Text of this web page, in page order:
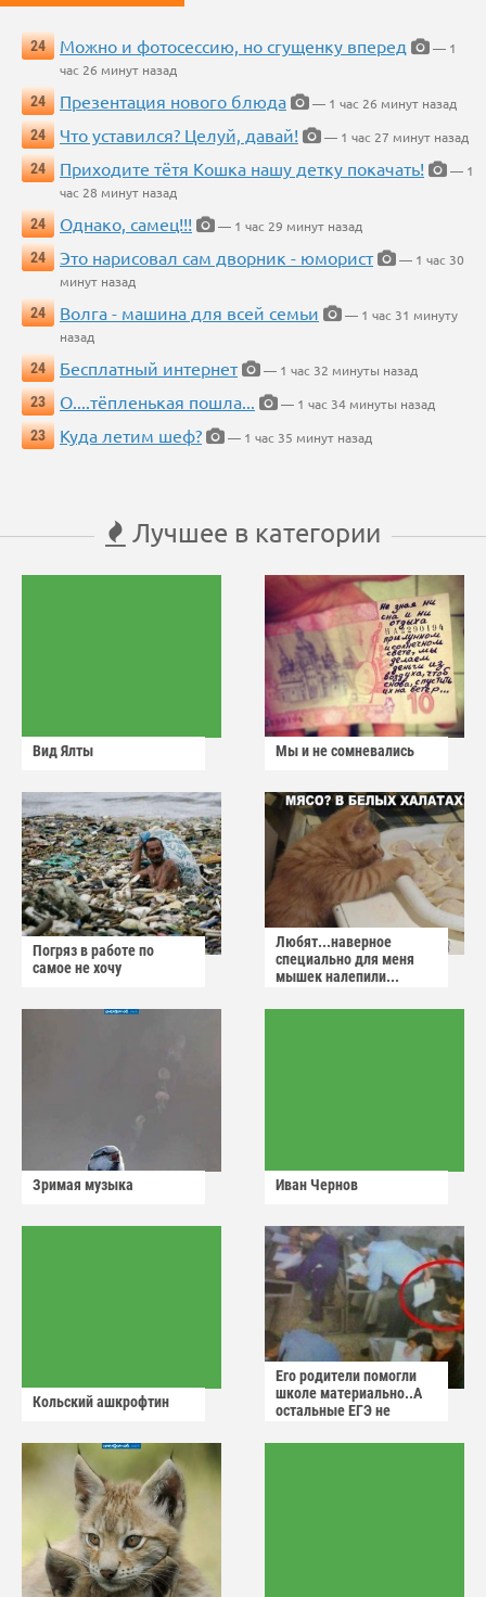
24 Можно и фотосессию, но сгущенку вперед
— 1
час 26 минут назад
24
Презентация нового блюда
— 1 час 26 минут назад
24
Что уставился? Целуй, давай!
— 1 час 27 минут назад
24
Приходите тётя Кошка нашу детку покачать!
— 1
час 28 минут назад
24
Однако, самец!!!
— 1 час 29 минут назад
24
Это нарисовал сам дворник - юморист
— 1 час 30
минут назад
24
Волга - машина для всей семьи
— 1 час 31 минуту
назад
24
Бесплатный интернет
— 1 час 32 минуты назад
23
О....тёпленькая пошла...
— 1 час 34 минуты назад
23
Куда летим шеф? — 1 час 35 минут назад
Лучшее в категории
Вид Ялты Мы и не сомневались
Погряз в работе по
самое не хочу
Любят...наверное
специально для меня
мышек налепили...
Зримая музыка Иван Чернов
Кольский ашкрофтин
Его родители помогли
школе материально..А
остальные ЕГЭ не